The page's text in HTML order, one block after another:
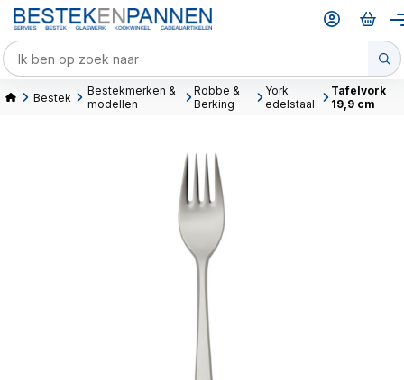
Bestek
Bestekmerken &
modellen
Robbe &
Berking
York
edelstaal
Tafelvork
19,9 cm